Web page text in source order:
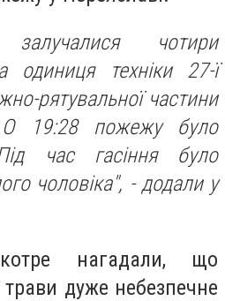
чотири
одиниця техніки 27-ї
рятувальної частини
19:28 пожежу було
час гасіння було
чоловіка", - додали у
нагадали, що
дуже небезпечне